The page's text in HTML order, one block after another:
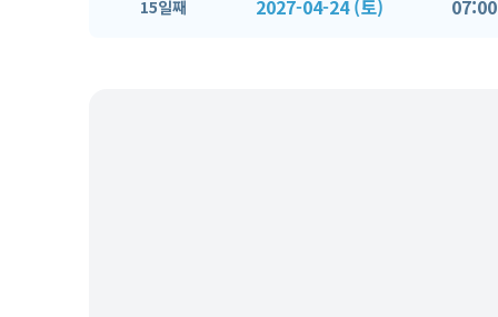
15일째 2027-04-24 (토) 07:00